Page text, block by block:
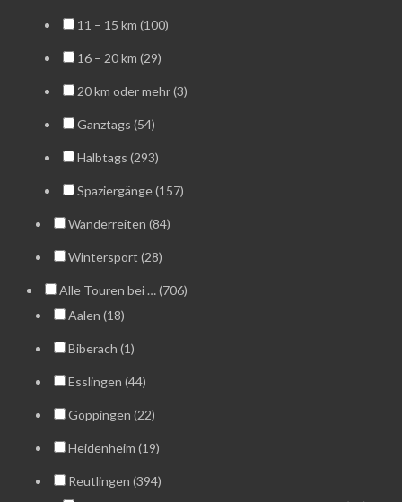
11 – 15 km (100)
16 – 20 km (29)
20 km oder mehr (3)
Ganztags (54)
Halbtags (293)
Spaziergänge (157)
Wanderreiten (84)
Wintersport (28)
Alle Touren bei … (706)
Aalen (18)
Biberach (1)
Esslingen (44)
Göppingen (22)
Heidenheim (19)
Reutlingen (394)